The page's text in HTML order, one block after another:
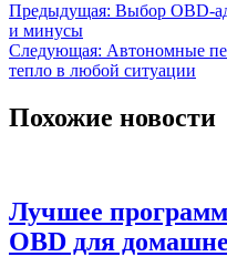
Предыдущая: Выбор OBD-
и минусы
Следующая: Автономные
тепло в любой ситуации
Похожие новости
Лучшее
OBD для